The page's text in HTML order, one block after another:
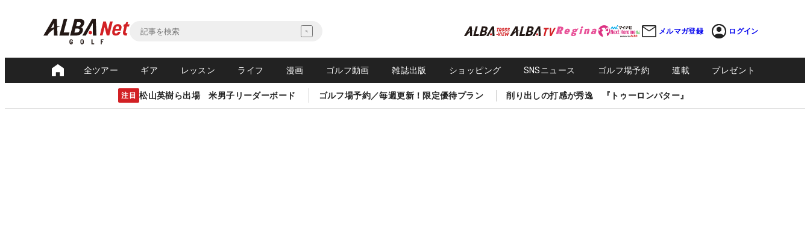
メルマガ登録 ログイン
全ツアー ギア レッスン ライフ 漫画 ゴルフ動画 雑誌出版 ショッピング SNSニュース ゴルフ場予約 連載 プレゼント
注目 松山英樹ら出場 米男子リーダーボード ゴルフ場予約／毎週更新！限定優待プラン 削り出しの打感が秀逸 『トゥーロンパター』